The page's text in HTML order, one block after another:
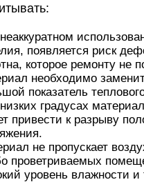
появляется риск
которое ремонту не
необходимо
показатель
градусах
привести к разрыву
не пропускает
проветриваемых
уровень влажности и